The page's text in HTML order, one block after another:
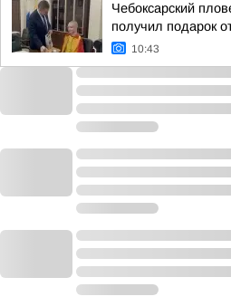
Чебоксарский
получил подарок
10:43